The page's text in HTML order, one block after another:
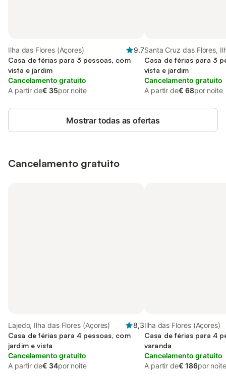
Ilha das Flores (Açores)
9,7
Casa de férias para 3 pessoas, com
vista e jardim
Cancelamento gratuito
A partir de€ 35por noite
Santa Cruz das Flores,
Flores (Açores)
Casa de férias para 3
vista e jardim
Cancelamento gratuito
A partir de€ 68por noite
Mostrar todas as ofertas
Cancelamento gratuito
Lajedo, Ilha das Flores (Açores)
8,3
Casa de férias para 4 pessoas, com
jardim e vista
Cancelamento gratuito
A partir de€ 34por noite
Ilha das Flores (Açores)
Casa de férias para 4
varanda
Cancelamento gratuito
A partir de€ 186por noite